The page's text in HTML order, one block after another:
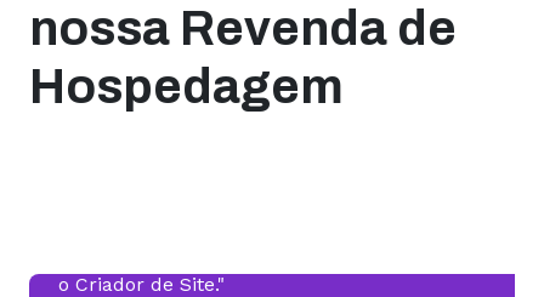
nossa Revenda de
Hospedagem
o Criador de Site."